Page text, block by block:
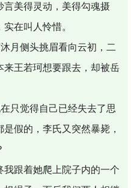
美得灵动，美得勾魂摄
在叫人怜惜。
月侧头挑眉看向云初，二
来王若珂想要跟去，却被岳
只觉得自己已经失去了思
假的，李氏又突然暴毙，
跟着她爬上院子内的一个